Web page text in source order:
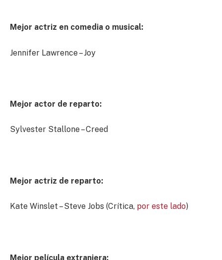
Mejor actriz en comedia o musical:
Jennifer Lawrence – Joy
Mejor actor de reparto:
Sylvester Stallone – Creed
Mejor actriz de reparto:
Kate Winslet – Steve Jobs (Crítica, por este lado)
Mejor película extranjera: